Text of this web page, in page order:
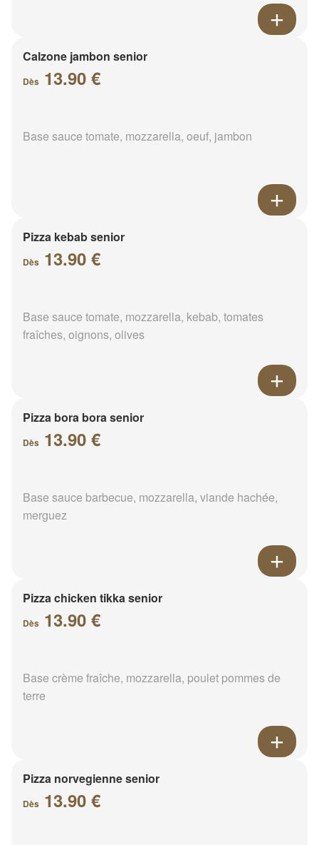
Calzone jambon senior
Dès 13.90 €
Base sauce tomate, mozzarella, oeuf, jambon
Pizza kebab senior
Dès 13.90 €
Base sauce tomate, mozzarella, kebab, tomates
fraîches, oignons, olives
Pizza bora bora senior
Dès 13.90 €
Base sauce barbecue, mozzarella, viande hachée,
merguez
Pizza chicken tikka senior
Dès 13.90 €
Base crème fraîche, mozzarella, poulet pommes de
terre
Pizza norvegienne senior
Dès 13.90 €